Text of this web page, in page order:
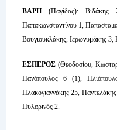
ΒΑΡΗ (Παγίδας): Βιδάκης
Παπακωνσταντίνου 1,
Βουγιουκλάκης, Ιερωνυμάκης 3,
ΕΣΠΕΡΟΣ(Θεοδοσίου,
Πανόπουλος 6 (1),
Πλακογιαννάκης 25,
Πυλαρινός 2.